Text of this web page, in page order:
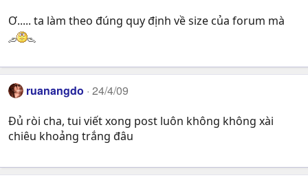
Ơ..... ta làm theo đúng quy định về size của forum mà
ruanangdo 24/4/09
Đủ ròi cha, tui viết xong post luôn không không xài
chiêu khoảng trắng đâu